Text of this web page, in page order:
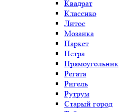
Квадрат
Классико
Литос
Мозаика
Паркет
Петра
Прямоугольник
Регата
Ригель
Рутрум
Старый город